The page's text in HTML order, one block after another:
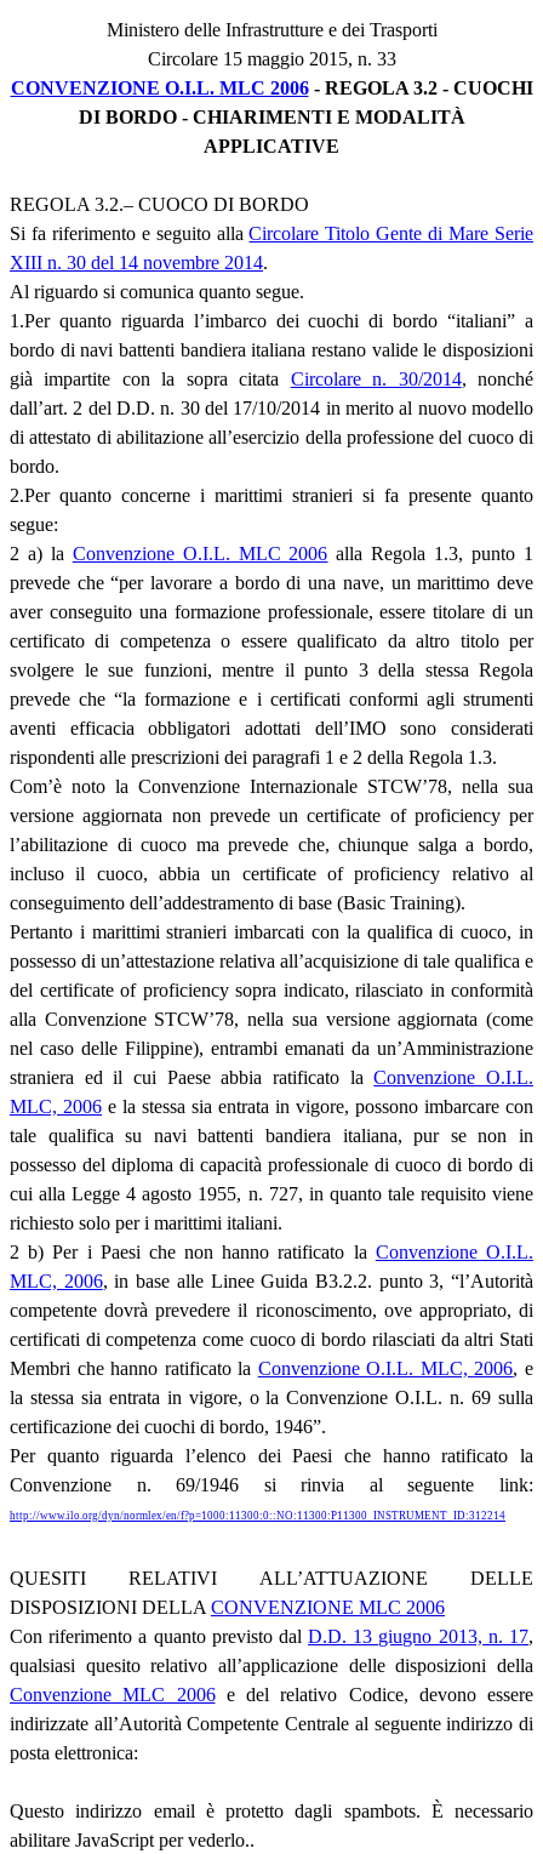
Ministero delle Infrastrutture e dei Trasporti
Circolare 15 maggio 2015, n. 33
CONVENZIONE O.I.L. MLC 2006- REGOLA 3.2 - CUOCHI
DI BORDO - CHIARIMENTI E MODALITÀ
APPLICATIVE
REGOLA 3.2.– CUOCO DI BORDO
Si fa riferimento e seguito allaCircolare Titolo Gente di Mare Serie
XIII n. 30 del 14 novembre 2014.
Al riguardo si comunica quanto segue.
1.Per quanto riguarda l’imbarco dei cuochi di bordo “italiani” a
bordo di navi battenti bandiera italiana restano valide le disposizioni
già impartite con la sopra citata Circolare n. 30/2014, nonché
dall’art. 2 del D.D. n. 30 del 17/10/2014 in merito al nuovo modello
di attestato di abilitazione all’esercizio della professione del cuoco di
bordo.
2.Per quanto concerne i marittimi stranieri si fa presente quanto
segue:
2 a) la Convenzione O.I.L. MLC 2006 alla Regola 1.3, punto 1
prevede che “per lavorare a bordo di una nave, un marittimo deve
aver conseguito una formazione professionale, essere titolare di un
certificato di competenza o essere qualificato da altro titolo per
svolgere le sue funzioni, mentre il punto 3 della stessa Regola
prevede che “la formazione e i certificati conformi agli strumenti
aventi efficacia obbligatori adottati dell’IMO sono considerati
rispondenti alle prescrizioni dei paragrafi 1 e 2 della Regola 1.3.
Com’è noto la Convenzione Internazionale STCW’78, nella sua
versione aggiornata non prevede un certificate of proficiency per
l’abilitazione di cuoco ma prevede che, chiunque salga a bordo,
incluso il cuoco, abbia un certificate of proficiency relativo al
conseguimento dell’addestramento di base (Basic Training).
Pertanto i marittimi stranieri imbarcati con la qualifica di cuoco, in
possesso di un’attestazione relativa all’acquisizione di tale qualifica e
del certificate of proficiency sopra indicato, rilasciato in conformità
alla Convenzione STCW’78, nella sua versione aggiornata (come
nel caso delle Filippine), entrambi emanati da un’Amministrazione
straniera ed il cui Paese abbia ratificato laConvenzione O.I.L.
MLC, 2006 e la stessa sia entrata in vigore, possono imbarcare con
tale qualifica su navi battenti bandiera italiana, pur se non in
possesso del diploma di capacità professionale di cuoco di bordo di
cui alla Legge 4 agosto 1955, n. 727, in quanto tale requisito viene
richiesto solo per i marittimi italiani.
2 b) Per i Paesi che non hanno ratificato la Convenzione O.I.L.
MLC, 2006, in base alle Linee Guida B3.2.2. punto 3, “l’Autorità
competente dovrà prevedere il riconoscimento, ove appropriato, di
certificati di competenza come cuoco di bordo rilasciati da altri Stati
Membri che hanno ratificato la Convenzione O.I.L. MLC, 2006, e
la stessa sia entrata in vigore, o la Convenzione O.I.L. n. 69 sulla
certificazione dei cuochi di bordo, 1946”.
Per quanto riguarda l’elenco dei Paesi che hanno ratificato la
Convenzione n. 69/1946 si rinvia al seguente link:
http://www.ilo.org/dyn/normlex/en/f?p=1000:11300:0::NO:11300:P11300_INSTRUMENT_ID:312214
QUESITI RELATIVI ALL’ATTUAZIONE DELLE
DISPOSIZIONI DELLA CONVENZIONE MLC 2006
Con riferimento a quanto previsto dalD.D. 13 giugno 2013, n. 17,
qualsiasi quesito relativo all’applicazione delle disposizioni della
Convenzione MLC 2006e del relativo Codice, devono essere
indirizzate all’Autorità Competente Centrale al seguente indirizzo di
posta elettronica:
Questo indirizzo email è protetto dagli spambots. È necessario
abilitare JavaScript per vederlo..